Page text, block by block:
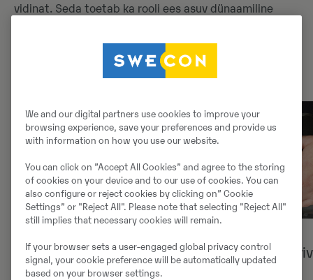
vidinat. Seda toetab ka rooli ees asuv dünaamiline
olulisi sõidukiandmeid.
Kabiinimugavuse uus tase Comfort
We and our digital partners use cookies to improve your
browsing experience, save your preferences and provide us
with information on how you use our website.
You can click on ”Accept All Cookies” and agree to the storing
of cookies on your device and to our use of cookies. You can
also configure or reject cookies by clicking on” Cookie
Settings” or "Reject All". Please note that selecting "Reject All"
still implies that necessary cookies will remain.
If your browser sets a user-engaged global privacy control
signal, your cookie preference will be automatically updated
based on your browser settings.